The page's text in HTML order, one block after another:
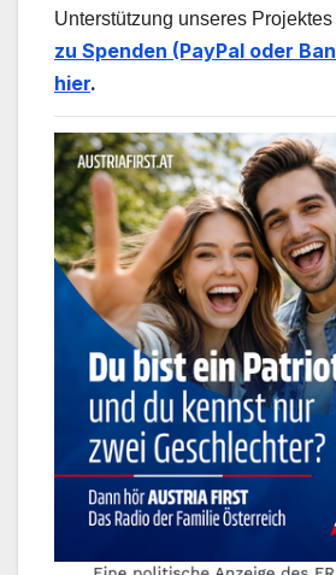
Unterstützung unseres Projektes
zu Spenden (PayPal oder
hier.